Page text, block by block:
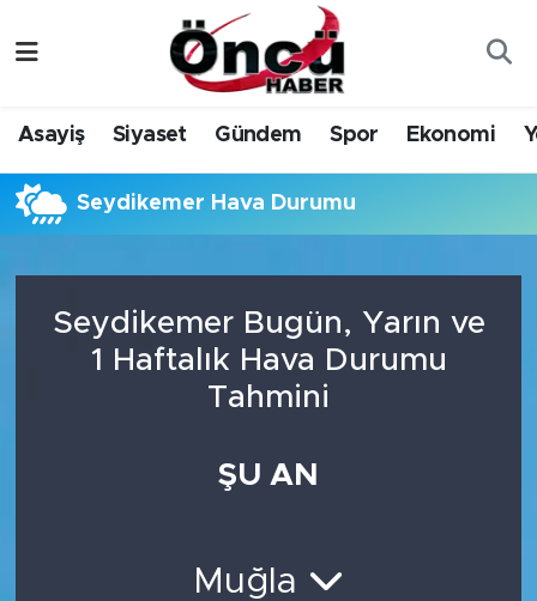
Asayiş Siyaset Gündem Spor Ekonomi
Seydikemer Hava Durumu
Seydikemer Bugün, Yarın ve
1 Haftalık Hava Durumu
Tahmini
ŞU AN
Muğla
Gündem
Sağlık & Çevre
Spor
Siyaset
Düzce Nöbetçi Eczaneler
Düzce Hava Durumu
Düzce Namaz Vakitleri
Düzce Trafik Yoğunluk Haritası
Süper Lig Puan Durumu ve Fikstür
Tüm Manşetler